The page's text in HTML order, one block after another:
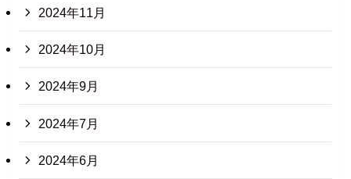
2024年11月
2024年10月
2024年9月
2024年7月
2024年6月